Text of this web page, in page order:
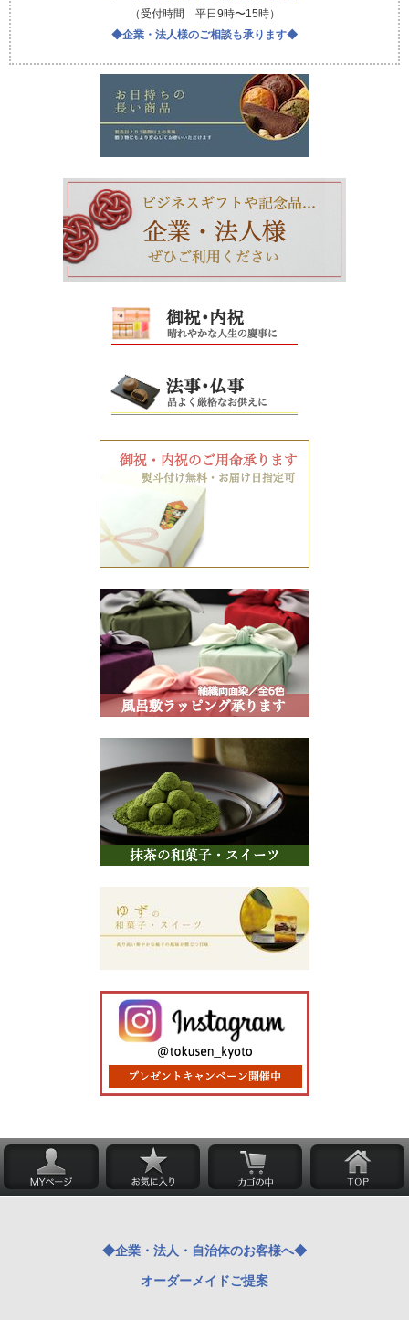
（受付時間 平日9時〜15時）
◆企業・法人様のご相談も承ります◆
◆企業・法人・自治体のお客様へ◆
オーダーメイドご提案